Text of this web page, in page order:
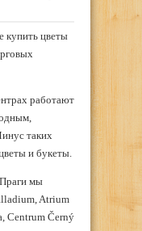
купить цветы
работают
таких
и букеты.
мы
Atrium
Centrum Černý